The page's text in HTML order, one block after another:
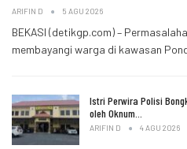
ARIFIN D 5 AGU 2026
BEKASI (detikgp.com) –
membayangi warga di kawasan
Istri Perwira Polisi
oleh Oknum…
ARIFIN D 4 AGU 2026